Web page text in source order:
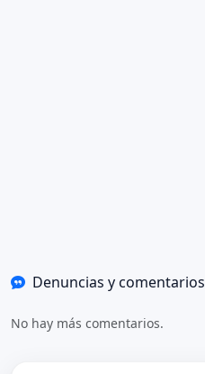
Denuncias y comentarios
No hay más comentarios.